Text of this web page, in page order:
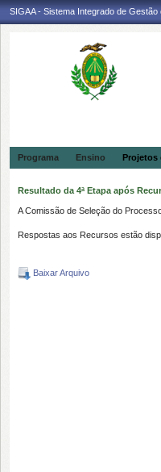
SIGAA - Sistema Integrado de Gestão
Programa
Ensino Projetos
Resultado da 4ª Etapa após
A Comissão de Seleção do
Respostas aos Recursos estão
Baixar Arquivo